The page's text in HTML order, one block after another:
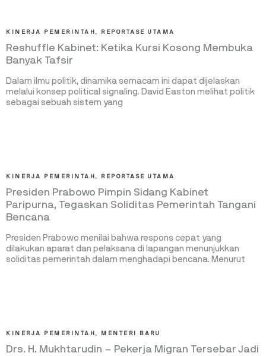
KINERJA PEMERINTAH , REPORTASE UTAMA
Reshuffle Kabinet: Ketika Kursi Kosong Membuka
Banyak Tafsir
Dalam ilmu politik, dinamika semacam ini dapat dijelaskan
melalui konsep political signaling. David Easton melihat politik
sebagai sebuah sistem yang
KINERJA PEMERINTAH , REPORTASE UTAMA
Presiden Prabowo Pimpin Sidang Kabinet
Paripurna, Tegaskan Soliditas Pemerintah Tangani
Bencana
Presiden Prabowo menilai bahwa respons cepat yang
dilakukan aparat dan pelaksana di lapangan menunjukkan
soliditas pemerintah dalam menghadapi bencana. Menurut
KINERJA PEMERINTAH , MENTERI BARU
Drs. H. Mukhtarudin – Pekerja Migran Tersebar Jadi